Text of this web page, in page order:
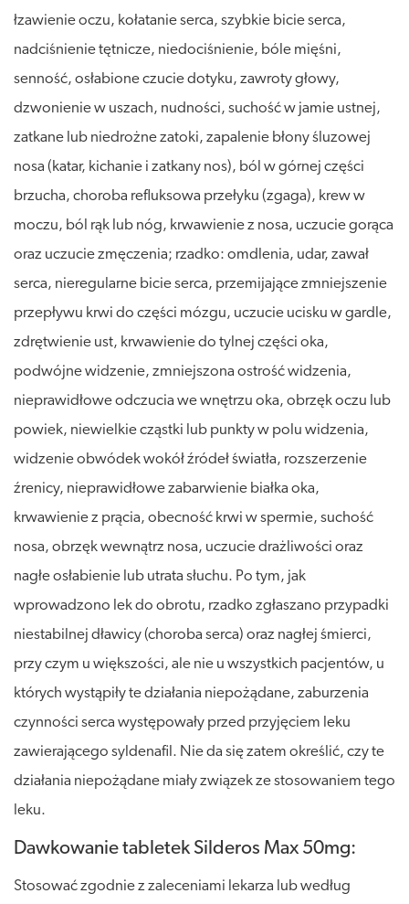
łzawienie oczu, kołatanie serca, szybkie bicie serca,
nadciśnienie tętnicze, niedociśnienie, bóle mięśni,
senność, osłabione czucie dotyku, zawroty głowy,
dzwonienie w uszach, nudności, suchość w jamie ustnej,
zatkane lub niedrożne zatoki, zapalenie błony śluzowej
nosa (katar, kichanie i zatkany nos), ból w górnej części
brzucha, choroba refluksowa przełyku (zgaga), krew w
moczu, ból rąk lub nóg, krwawienie z nosa, uczucie gorąca
oraz uczucie zmęczenia; rzadko: omdlenia, udar, zawał
serca, nieregularne bicie serca, przemijające zmniejszenie
przepływu krwi do części mózgu, uczucie ucisku w gardle,
zdrętwienie ust, krwawienie do tylnej części oka,
podwójne widzenie, zmniejszona ostrość widzenia,
nieprawidłowe odczucia we wnętrzu oka, obrzęk oczu lub
powiek, niewielkie cząstki lub punkty w polu widzenia,
widzenie obwódek wokół źródeł światła, rozszerzenie
źrenicy, nieprawidłowe zabarwienie białka oka,
krwawienie z prącia, obecność krwi w spermie, suchość
nosa, obrzęk wewnątrz nosa, uczucie drażliwości oraz
nagłe osłabienie lub utrata słuchu. Po tym, jak
wprowadzono lek do obrotu, rzadko zgłaszano przypadki
niestabilnej dławicy (choroba serca) oraz nagłej śmierci,
przy czym u większości, ale nie u wszystkich pacjentów, u
których wystąpiły te działania niepożądane, zaburzenia
czynności serca występowały przed przyjęciem leku
zawierającego syldenafil. Nie da się zatem określić, czy te
działania niepożądane miały związek ze stosowaniem tego
leku.
Dawkowanie tabletek Silderos Max 50mg:
Stosować zgodnie z zaleceniami lekarza lub według